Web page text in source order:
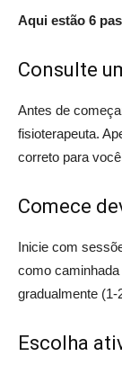
Aqui estão 6
Consulte
Antes de
fisioterapeuta.
correto para
Comece
Inicie com
como
gradualmente
Escolha